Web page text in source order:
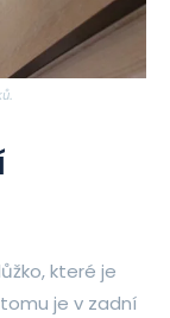
které je
je v zadní